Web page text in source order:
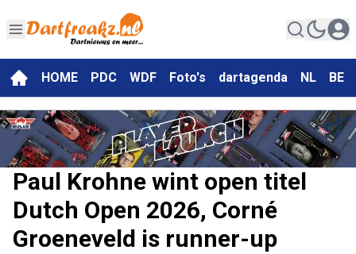
HOME PDC WDF Foto's dartagenda NL BE
Paul Krohne wint open titel
Dutch Open 2026, Corné
Groeneveld is runner-up